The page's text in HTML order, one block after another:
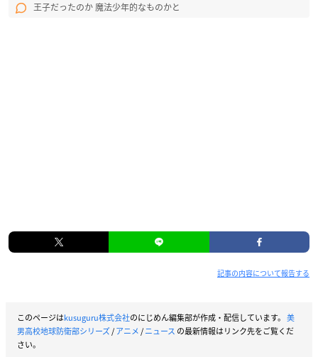
王子だったのか 魔法少年的なものかと
記事の内容について報告する
このページはkusuguru株式会社のにじめん編集部が作成・配信しています。 美
男高校地球防衛部シリーズ/アニメ/ニュース の最新情報はリンク先をご覧くだ
さい。